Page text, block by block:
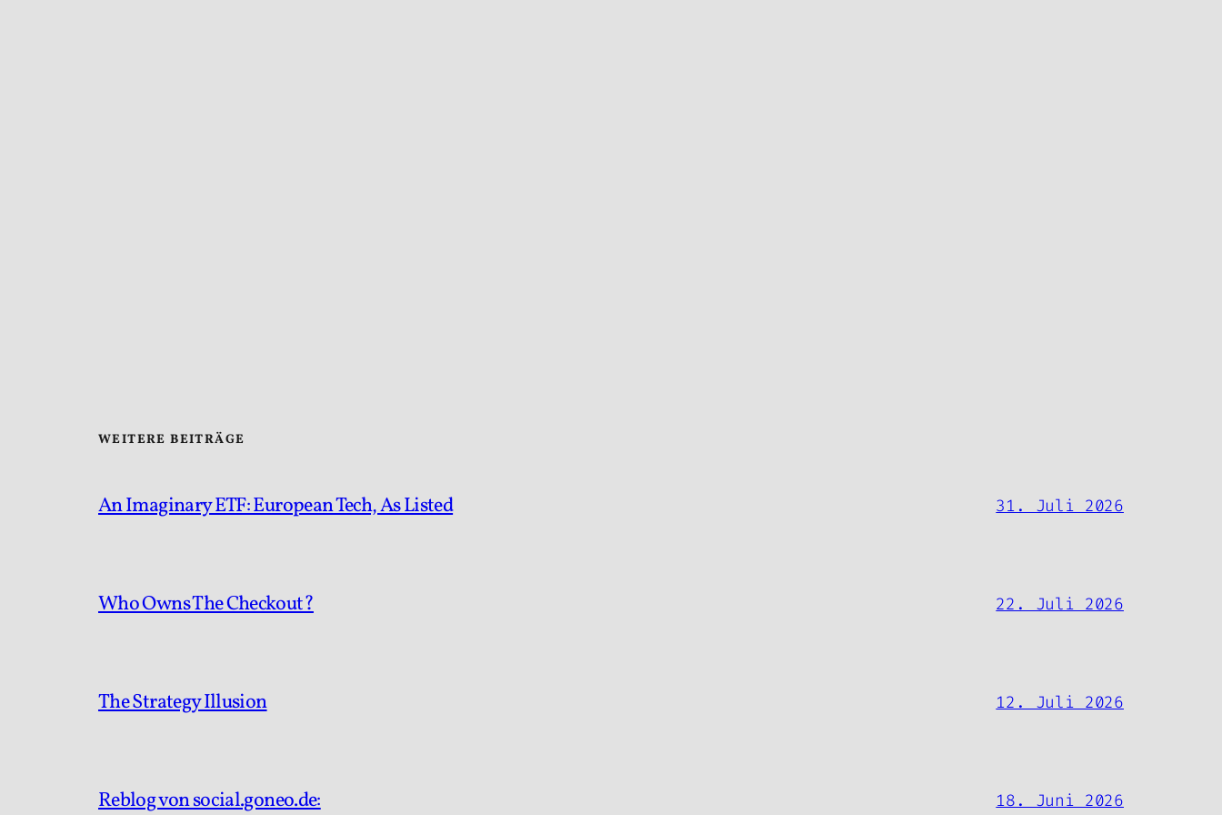
WEITERE BEITRÄGE
An Imaginary ETF: European Tech, As Listed 31. Juli 2026
Who Owns The Checkout? 22. Juli 2026
The Strategy Illusion 12. Juli 2026
Reblog von social.goneo.de: 18. Juni 2026